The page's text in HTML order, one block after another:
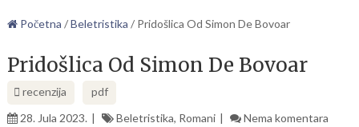
Početna /Beletristika / Pridošlica Od Simon De Bovoar
Pridošlica Od Simon De Bovoar
recenzija
pdf
28. Jula 2023.
Beletristika, Romani Nema komentara